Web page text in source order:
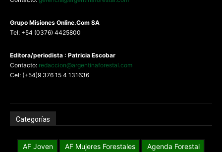
Grupo Misiones Online.Com SA
Tel: +54 (0376) 4425800
Editora/periodista : Patricia Escobar
Contacto: redaccion@argentinaforestal.com
Cel: (+54)9 376 15 4 131636
Categorías
AF Joven AF Mujeres Forestales
Agenda Forestal